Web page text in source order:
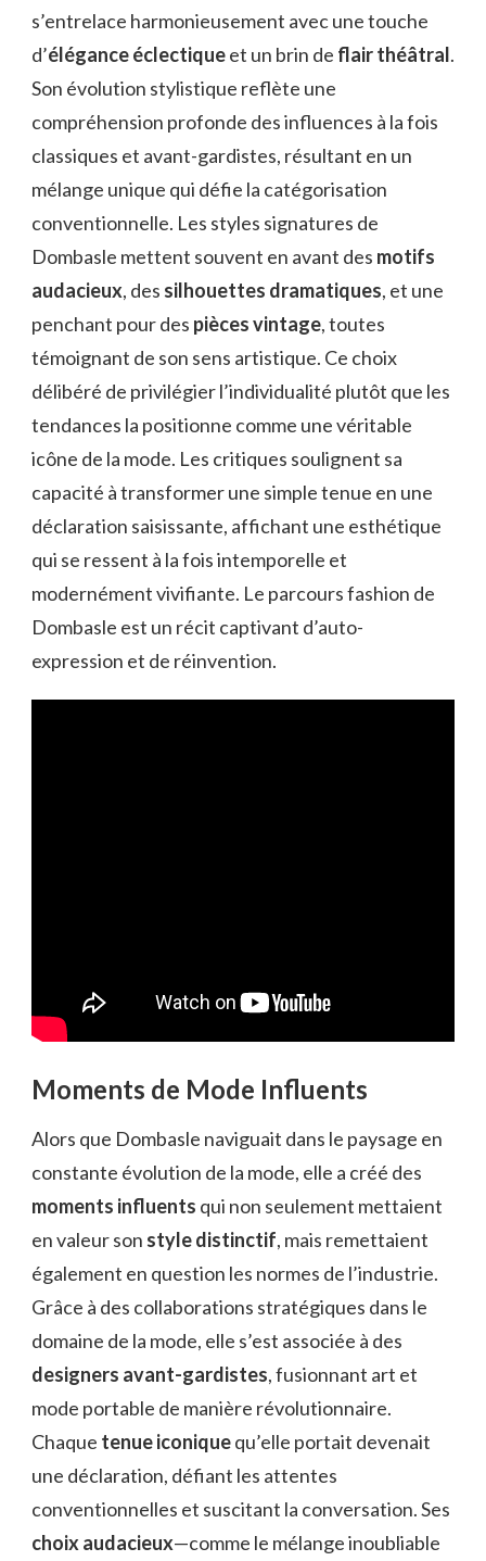
s’entrelace harmonieusement avec une touche
d’élégance éclectiqueet un brin de flair théâtral.
Son évolution stylistique reflète une
compréhension profonde des influences à la fois
classiques et avant-gardistes, résultant en un
mélange unique qui défie la catégorisation
conventionnelle. Les styles signatures de
Dombasle mettent souvent en avant des motifs
audacieux, des silhouettes dramatiques, et une
penchant pour des pièces vintage, toutes
témoignant de son sens artistique. Ce choix
délibéré de privilégier l’individualité plutôt que les
tendances la positionne comme une véritable
icône de la mode. Les critiques soulignent sa
capacité à transformer une simple tenue en une
déclaration saisissante, affichant une esthétique
qui se ressent à la fois intemporelle et
modernément vivifiante. Le parcours fashion de
Dombasle est un récit captivant d’auto-
expression et de réinvention.
Moments de Mode Influents
Alors que Dombasle naviguait dans le paysage en
constante évolution de la mode, elle a créé des
moments influents qui non seulement mettaient
en valeur son style distinctif, mais remettaient
également en question les normes de l’industrie.
Grâce à des collaborations stratégiques dans le
domaine de la mode, elle s’est associée à des
designers avant-gardistes, fusionnant art et
mode portable de manière révolutionnaire.
Chaque tenue iconiquequ’elle portait devenait
une déclaration, défiant les attentes
conventionnelles et suscitant la conversation. Ses
choix audacieux—comme le mélange inoubliable